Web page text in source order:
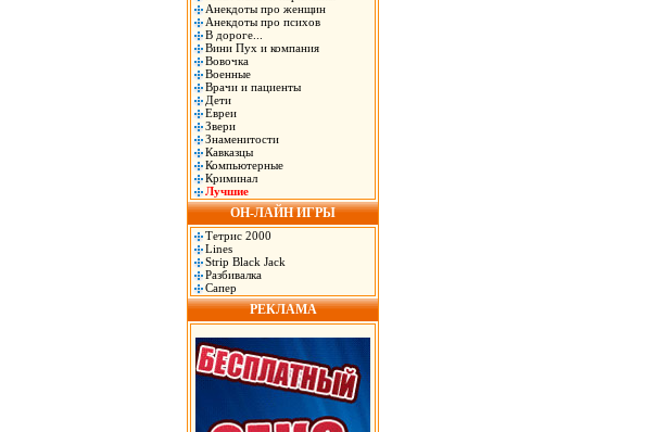
Анекдоты про женщин
Анекдоты про психов
В дороге...
Вини Пух и компания
Вовочка
Военные
Врачи и пациенты
Дети
Евреи
Звери
Знаменитости
Кавказцы
Компьютерные
Криминал
Лучшие
ОН-ЛАЙН ИГРЫ
Тетрис 2000
Lines
Strip Black Jack
Разбивалка
Сапер
РЕКЛАМА